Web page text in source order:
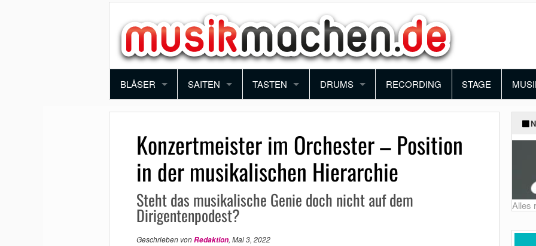
BLÄSER
TROMPETE
POSAUNE
SAXOPHON
KLARINETTE
SAITEN
VIOLINE
BRATSCHE
E-GITARRE
AKUSTIK GITARRE
TASTEN
PIANO
KEYBOARD
SYNTHESIZER
AKKORDEON
DRUMS
SCHLAGZEUG
PERCUSSION
RECORDING STAGE
FUN
Konzertmeister im Orchester – Position
in der musikalischen Hierarchie
Steht das musikalische Genie doch nicht auf dem
Dirigentenpodest?
Geschrieben vonRedaktion, Mai 3, 2022
Alles